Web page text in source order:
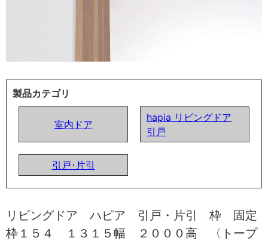
製品カテゴリ
室内ドア
hapia リビングドア
引戸
引戸･片引
リビングドア ハピア 引戸・片引 枠 固定
枠１５４ １３１５幅 ２０００高 〈トープ